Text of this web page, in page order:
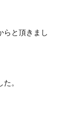
らと頂きまし
。